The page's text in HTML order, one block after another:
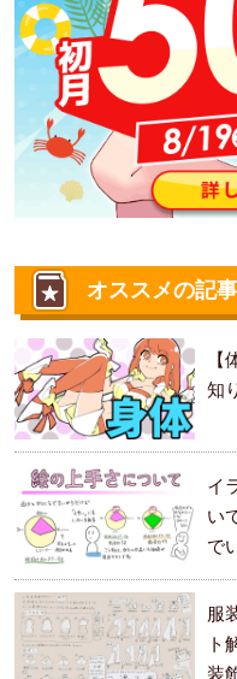
オススメの記事
知
イ
い
で
服
ト
装